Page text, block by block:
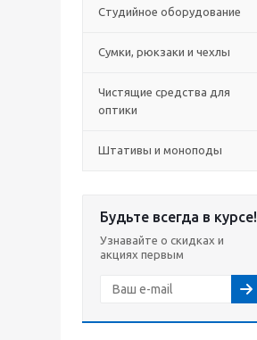
Студийное оборудование
Сумки, рюкзаки и чехлы
Чистящие средства для
оптики
Штативы и моноподы
Будьте всегда в курсе!
Узнавайте о скидках и
акциях первым